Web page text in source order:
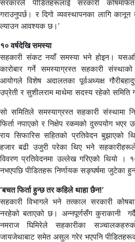
सरकारले पीडितहरूलाई सरकारी
गराउनुपर्छ। र दिगो व्यवस्थापनका लागि कानून
ल्याउन आवश्यक छ।’
१० वर्षदेखि समस्या
सहकारी संकट नयाँ समस्या भने होइन।
कारोबार गर्ने समस्याग्रस्त सहकारी
आयोगले विशेष अदालतका पूर्वअध्यक्ष
उप्रेती र सुशीलराम माथेमा सदस्य रहेको समिति
सो समितिले समस्याग्रस्त सहकारी संस्थामा
फिर्ता नपाएको र निक्षेप रकमको दुरुपयोग भएर
राय सिफारिस सहितको प्रतिवेदन बुझाएको
हजार बढी उजुरी परेका थिए भने
विवरण प्रतिवेदनमा उल्लेख गरिएको थियो ।
नभएपछि पीडितहरू निर्णायक सङ्घर्षमा जुटेका
‘बचत फिर्ता हुन्छ तर कहिले थाहा छैन!’
सहकारी विभागले भने तत्काल सरकारी
नरहेको बताएको छ। अन्नपूर्णसँग कुराकानी गर्दै
नमराज घिमिरेले सहकारीका
जायजेथाबाट समेत असुल गरेर भएपनि